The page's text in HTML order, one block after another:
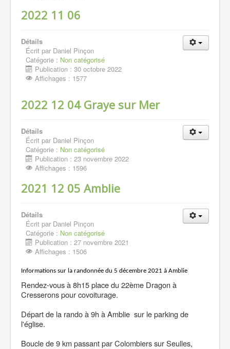
2022 11 06
Détails
Écrit par Daniel Pinçon
Catégorie : Non catégorisé
Publication : 30 octobre 2022
Affichages : 1577
2022 12 04 Graye sur Mer
Détails
Écrit par Daniel Pinçon
Catégorie : Non catégorisé
Publication : 23 novembre 2022
Affichages : 1596
2021 12 05 Amblie
Détails
Écrit par Daniel Pinçon
Catégorie : Non catégorisé
Publication : 27 novembre 2021
Affichages : 1506
Informations sur la randonnée du 5 décembre 2021 à Amblie
Rendez-vous à 8h15 place du 22ème Dragon à
Cresserons pour covoiturage.
Départ de la rando à 9h à Amblie sur le parking de
l'église.
Boucle de 9 km passant par Colombiers sur Seulles,